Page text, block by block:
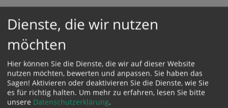
Karte:
Zustimmung erforderlich!
Dienste, die wir nutzen
möchten
Hier können Sie die Dienste, die wir auf dieser Website
nutzen möchten, bewerten und anpassen. Sie haben das
Sagen! Aktivieren oder deaktivieren Sie die Dienste, wie Sie
es für richtig halten. Um mehr zu erfahren, lesen Sie bitte
unsere Datenschutzerklärung.